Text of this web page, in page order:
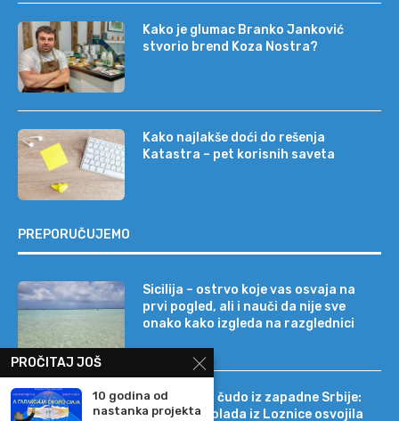
Kako je glumac Branko Janković
stvorio brend Koza Nostra?
Kako najlakše doći do rešenja
Katastra – pet korisnih saveta
PREPORUČUJEMO
Sicilija – ostrvo koje vas osvaja na
prvi pogled, ali i nauči da nije sve
onako kako izgleda na razglednici
Tehnološko čudo iz zapadne Srbije:
kako je čokolada iz Loznice osvojila
PROČITAJ JOŠ
10 godina od
nastanka projekta